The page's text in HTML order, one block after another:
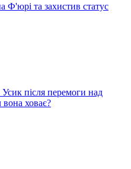
Ф'юрі та захистив статус
після перемоги над
ховає?